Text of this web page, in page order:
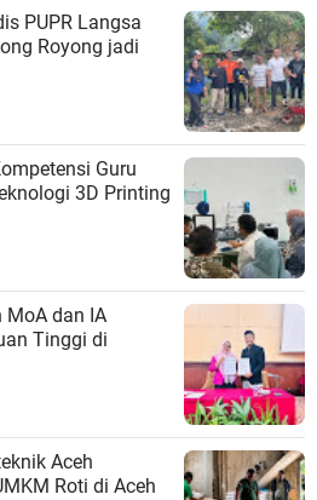
PUPR Langsa
Royong jadi
Guru
3D Printing
MoA dan IA
Tinggi di
Aceh
Roti di Aceh